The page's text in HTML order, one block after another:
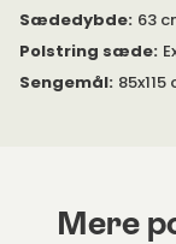
Sædedybde: 63
Polstring sæde:
Sengemål: 85x115
Mere